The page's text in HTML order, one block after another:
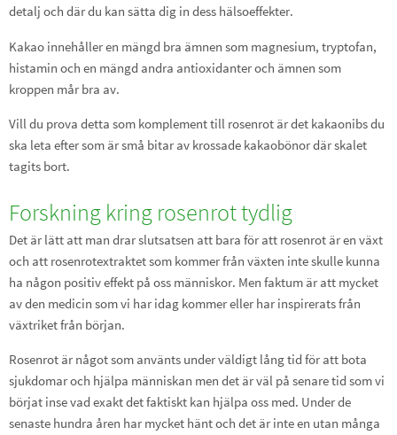
detalj och där du kan sätta dig in dess hälsoeffekter.
Kakao innehåller en mängd bra ämnen som magnesium, tryptofan,
histamin och en mängd andra antioxidanter och ämnen som
kroppen mår bra av.
Vill du prova detta som komplement till rosenrot är det kakaonibs du
ska leta efter som är små bitar av krossade kakaobönor där skalet
tagits bort.
Forskning kring rosenrot tydlig
Det är lätt att man drar slutsatsen att bara för att rosenrot är en växt
och att rosenrotextraktet som kommer från växten inte skulle kunna
ha någon positiv effekt på oss människor. Men faktum är att mycket
av den medicin som vi har idag kommer eller har inspirerats från
växtriket från början.
Rosenrot är något som använts under väldigt lång tid för att bota
sjukdomar och hjälpa människan men det är väl på senare tid som vi
börjat inse vad exakt det faktiskt kan hjälpa oss med. Under de
senaste hundra åren har mycket hänt och det är inte en utan många